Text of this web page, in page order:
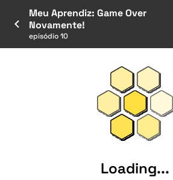
Meu Aprendiz: Game Over
Novamente!
episódio 10
Loading...